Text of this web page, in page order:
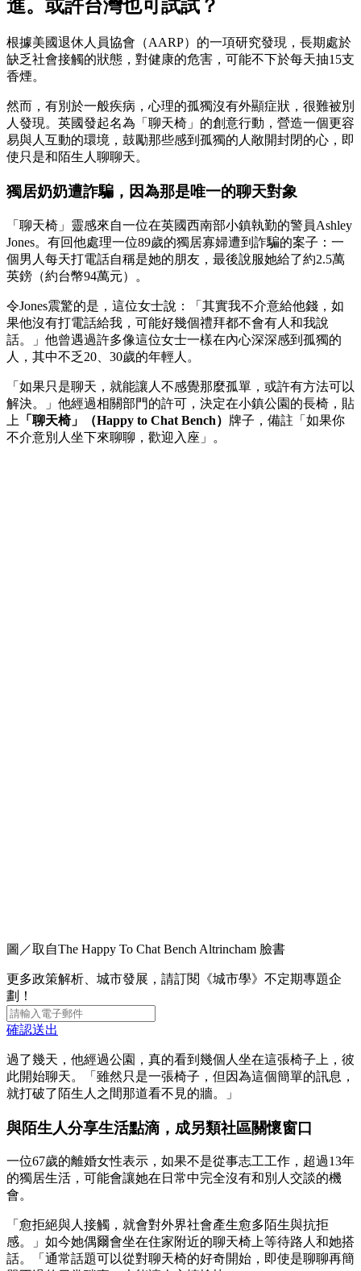
進。或許台灣也可試試？
根據美國退休人員協會（AARP）的一項研究發現，長期處於
缺乏社會接觸的狀態，對健康的危害，可能不下於每天抽15支
香煙。
然而，有別於一般疾病，心理的孤獨沒有外顯症狀，很難被別
人發現。英國發起名為「聊天椅」的創意行動，營造一個更容
易與人互動的環境，鼓勵那些感到孤獨的人敞開封閉的心，即
使只是和陌生人聊聊天。
獨居奶奶遭詐騙，因為那是唯一的聊天對象
「聊天椅」靈感來自一位在英國西南部小鎮執勤的警員Ashley
Jones。有回他處理一位89歲的獨居寡婦遭到詐騙的案子：一
個男人每天打電話自稱是她的朋友，最後說服她給了約2.5萬
英鎊（約台幣94萬元）。
令Jones震驚的是，這位女士說：「其實我不介意給他錢，如
果他沒有打電話給我，可能好幾個禮拜都不會有人和我說
話。」他曾遇過許多像這位女士一樣在內心深深感到孤獨的
人，其中不乏20、30歲的年輕人。
「如果只是聊天，就能讓人不感覺那麼孤單，或許有方法可以
解決。」他經過相關部門的許可，決定在小鎮公園的長椅，貼
上
「聊天椅」（Happy to Chat Bench） 牌子，備註「如果你
不介意別人坐下來聊聊，歡迎入座」。
圖／取自The Happy To Chat Bench Altrincham 臉書
更多政策解析、城市發展，請訂閱《城市學》不定期專題企
劃！
確認送出
過了幾天，他經過公園，真的看到幾個人坐在這張椅子上，彼
此開始聊天。「雖然只是一張椅子，但因為這個簡單的訊息，
就打破了陌生人之間那道看不見的牆。」
與陌生人分享生活點滴，成另類社區關懷窗口
一位67歲的離婚女性表示，如果不是從事志工工作，超過13年
的獨居生活，可能會讓她在日常中完全沒有和別人交談的機
會。
「愈拒絕與人接觸，就會對外界社會產生愈多陌生與抗拒
感。」如今她偶爾會坐在住家附近的聊天椅上等待路人和她搭
話。「通常話題可以從對聊天椅的好奇開始，即使是聊聊再簡